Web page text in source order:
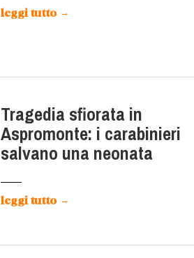
leggi tutto →
Tragedia sfiorata in
Aspromonte: i carabinieri
salvano una neonata
leggi tutto →